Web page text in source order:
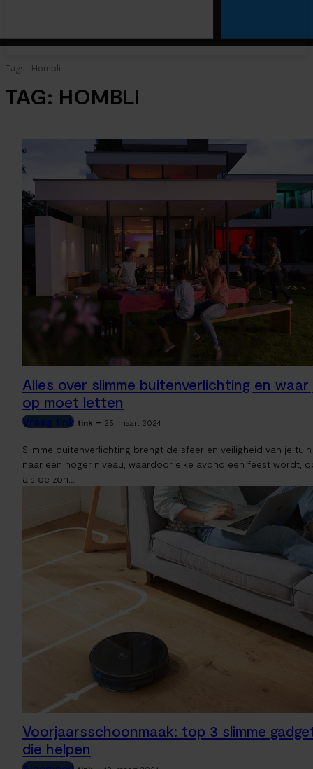
Tags Hombli
TAG: HOMBLI
Alles over slimme buitenverlichting en waar
op moet letten
Vraag tink tink - 25. maart 2024
Slimme buitenverlichting brengt de sfeer en veiligheid van je tuin
naar een hoger niveau, waardoor elke avond een feest wordt,
als de zon...
Voorjaarsschoonmaak: top 3 slimme
die helpen